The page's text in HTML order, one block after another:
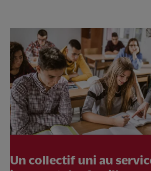
Un collectif uni au